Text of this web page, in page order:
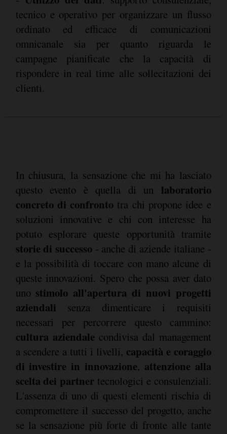
tecnico e operativo per organizzare un flusso
ordinato ed efficace di comunicazioni
omnicanale sia per quanto riguarda le
campagne pianificate che la capacità di
rispondere in real time alle sollecitazioni dei
clienti.
In chiusura, la sensazione che mi ha lasciato
questo evento è quella di un laboratorio
concreto di confrontotra chi propone idee e
soluzioni innovative e chi con interesse ha
potuto esplorare queste opportunità tramite
storie di successo- anche di aziende italiane -
e la possibilità di toccare con mano alcune di
queste innovazioni. Spero che possa aver dato
uno stimolo all'apertura di nuovi progetti
aziendali senza dimenticare i requisiti
necessari per percorrere questo cammino:
cultura aziendale condivisa dal management
a scendere a tutti i livelli, capacità e coraggio
di investire in innovazione, attenzione alla
scelta dei partnertecnologici e consulenziali.
L'assenza di uno di questi elementi rischia di
compromettere il successo del progetto, anche
se la sensazione più forte di fronte alle tante